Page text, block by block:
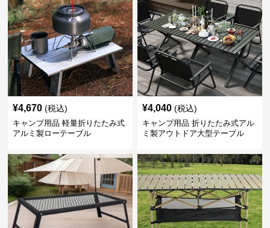
¥4,670 (税込)
キャンプ用品 軽量折りたたみ式
アルミ製ローテーブル
¥4,040 (税込)
キャンプ用品 折りたたみ式アル
ミ製アウトドア大型テーブル